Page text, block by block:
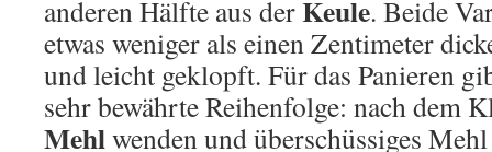
anderen Hälfte aus derKeule. Beide
etwas weniger als einen Zentimeter
und leicht geklopft. Für das Panieren
sehr bewährte Reihenfolge: nach dem
Mehlwenden und überschüssiges